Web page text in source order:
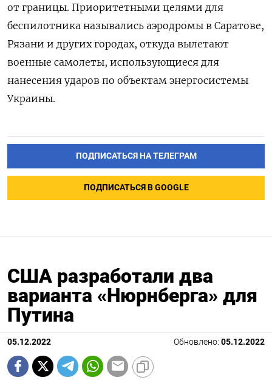
от границы. Приоритетными целями для
беспилотника назывались аэродромы в Саратове,
Рязани и других городах, откуда вылетают
военные самолеты, использующиеся для
нанесения ударов по объектам энергосистемы
Украины.
ПОДПИСАТЬСЯ НА ТЕЛЕГРАМ
ПОДПИСАТЬСЯ В GOOGLE
США разработали два
варианта «Нюрнберга» для
Путина
05.12.2022 Обновлено: 05.12.2022